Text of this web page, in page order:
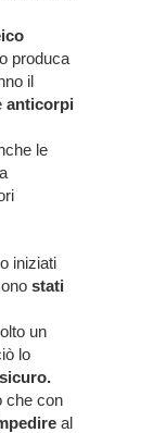
produca
il
anticorpi
le
iniziati
stati
un
lo
sicuro.
che con
al